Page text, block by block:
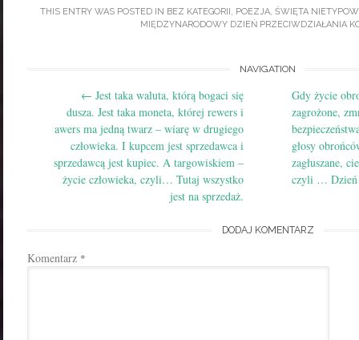
THIS ENTRY WAS POSTED IN BEZ KATEGORII POEZJA ŚWIĘTA
MIĘDZYNARODOWY DZIEŃ PRZECIWDZIAŁANIA
navigation
NAVIGATION
← Jest ta­ka wa­luta, którą bo­gaci się
dusza. Jest ta­ka mo­neta, której re­wers i
awers ma jedną twarz – wiarę w dru­giego
człowieka. I kup­cem jest sprze­daw­ca i
sprze­dawcą jest ku­piec. A tar­go­wis­kiem –
życie człowieka, czyli… Tu­taj wszys­tko
jest na sprzedaż.
Gdy życie
zagrożone,
głosy
zagłuszane,
czyli … Dzień
DODAJ KOMENTARZ
Komentarz *